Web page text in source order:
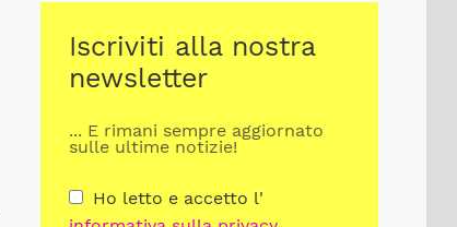
Iscriviti alla nostra
newsletter
... E rimani sempre aggiornato
sulle ultime notizie!
Ho letto e accetto l'